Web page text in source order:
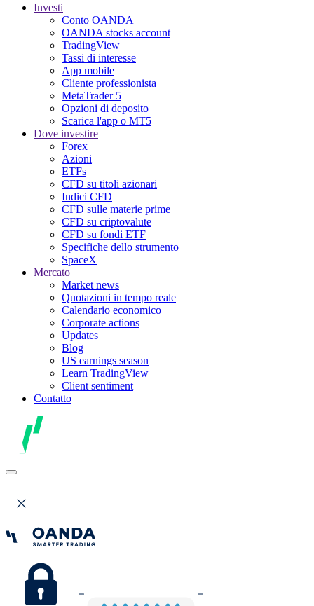
Investi
Conto OANDA
OANDA stocks account
TradingView
Tassi di interesse
App mobile
Cliente professionista
MetaTrader 5
Opzioni di deposito
Scarica l'app o MT5
Dove investire
Forex
Azioni
ETFs
CFD su titoli azionari
Indici CFD
CFD sulle materie prime
CFD su criptovalute
CFD su fondi ETF
Specifiche dello strumento
SpaceX
Mercato
Market news
Quotazioni in tempo reale
Calendario economico
Corporate actions
Updates
Blog
US earnings season
Learn TradingView
Client sentiment
Contatto